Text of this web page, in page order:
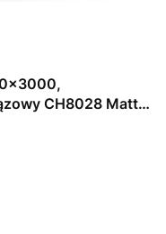
CH8028 Matt